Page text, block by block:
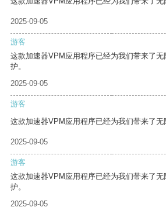
2025-09-05
游客
这款加速器VPM应用程序已经为我们带来了
护。
2025-09-05
游客
这款加速器VPM应用程序已经为我们带来了无
2025-09-05
游客
这款加速器VPM应用程序已经为我们带来了
护。
2025-09-05